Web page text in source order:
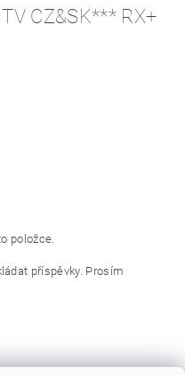
CZ&SK*** RX+
položce.
příspěvky. Prosím